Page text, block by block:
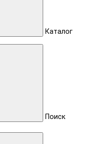
Каталог
Поиск